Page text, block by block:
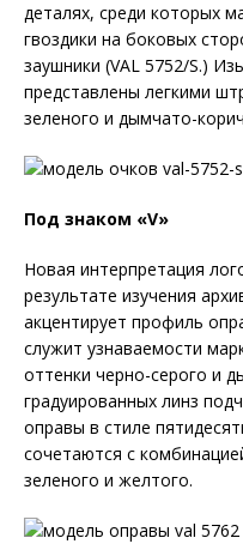
деталях, среди которых
гвоздики на боковых
заушники (VAL 5752/S.)
представлены легкими
зеленого и дымчато-
Под знаком «V»
Новая интерпретация
результате изучения
акцентирует профиль
служит узнаваемости
оттенки черно-серого и
градуированных линз
оправы в стиле
сочетаются с
зеленого и желтого.